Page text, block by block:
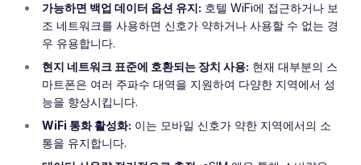
가능하면 백업 데이터 옵션 유지: 호텔 WiFi에 접근하거나 보
조 네트워크를 사용하면 신호가 약하거나 사용할 수 없는 경
우 유용합니다.
현지 네트워크 표준에 호환되는 장치 사용: 현재 대부분의 스
마트폰은 여러 주파수 대역을 지원하여 다양한 지역에서 성
능을 향상시킵니다.
WiFi 통화 활성화: 이는 모바일 신호가 약한 지역에서의 소
통을 유지합니다.